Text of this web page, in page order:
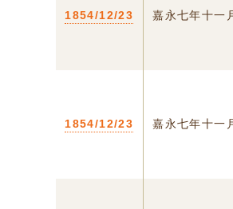
1854/12/23 嘉永七年十一
1854/12/23 嘉永七年十一